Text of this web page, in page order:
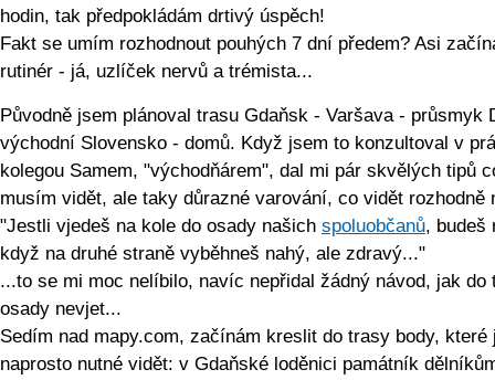
hodin, tak předpokládám drtivý úspěch!
Fakt se umím rozhodnout pouhých 7 dní předem? Asi
rutinér - já, uzlíček nervů a trémista...
Původně jsem plánoval trasu Gdaňsk - Varšava - průsmyk
východní Slovensko - domů. Když jsem to konzultoval v
kolegou Samem, "východňárem", dal mi pár skvělých tipů
musím vidět, ale taky důrazné varování, co vidět rozhodně
"Jestli vjedeš na kole do osady našich spoluobčanů, budeš
když na druhé straně vyběhneš nahý, ale zdravý..."
...to se mi moc nelíbilo, navíc nepřidal žádný návod, jak do
osady nevjet...
Sedím nad mapy.com, začínám kreslit do trasy body, které
naprosto nutné vidět: v Gdaňské loděnici památník